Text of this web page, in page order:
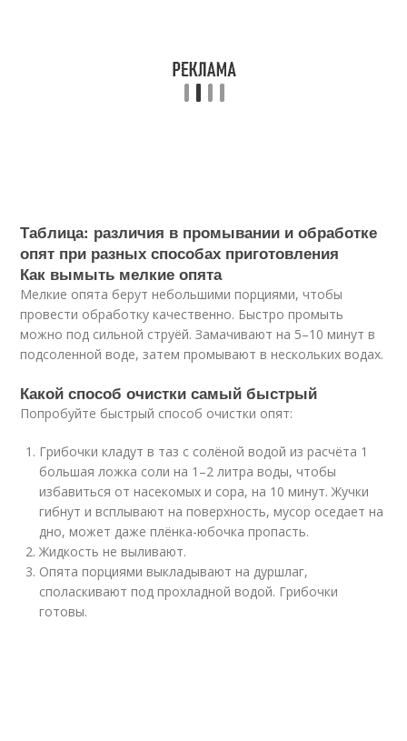
Таблица: различия в промывании и обработке
опят при разных способах приготовления
Как вымыть мелкие опята
Мелкие опята берут небольшими порциями, чтобы
провести обработку качественно. Быстро промыть
можно под сильной струёй. Замачивают на 5–10 минут в
подсоленной воде, затем промывают в нескольких водах.
Какой способ очистки самый быстрый
Попробуйте быстрый способ очистки опят:
Грибочки кладут в таз с солёной водой из расчёта 1
большая ложка соли на 1–2 литра воды, чтобы
избавиться от насекомых и сора, на 10 минут. Жучки
гибнут и всплывают на поверхность, мусор оседает на
дно, может даже плёнка-юбочка пропасть.
Жидкость не выливают.
Опята порциями выкладывают на дуршлаг,
споласкивают под прохладной водой. Грибочки
готовы.